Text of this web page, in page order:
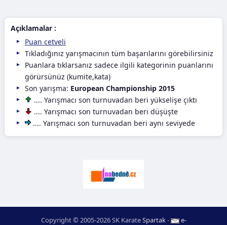
Açıklamalar :
Puan cetveli
Tıkladığınız yarışmacının tüm başarılarını görebilirsiniz
Puanlara tıklarsanız sadece ilgili kategorinin puanlarını
görürsünüz (kumite,kata)
Son yarışma: European Championship 2015
.... Yarışmacı son turnuvadan beri yükselişe çıktı
.... Yarışmacı son turnuvadan beri düşüşte
.... Yarışmacı son turnuvadan beri aynı seviyede
Copyright © 2005-2026 SK KarateSpartak-
e-